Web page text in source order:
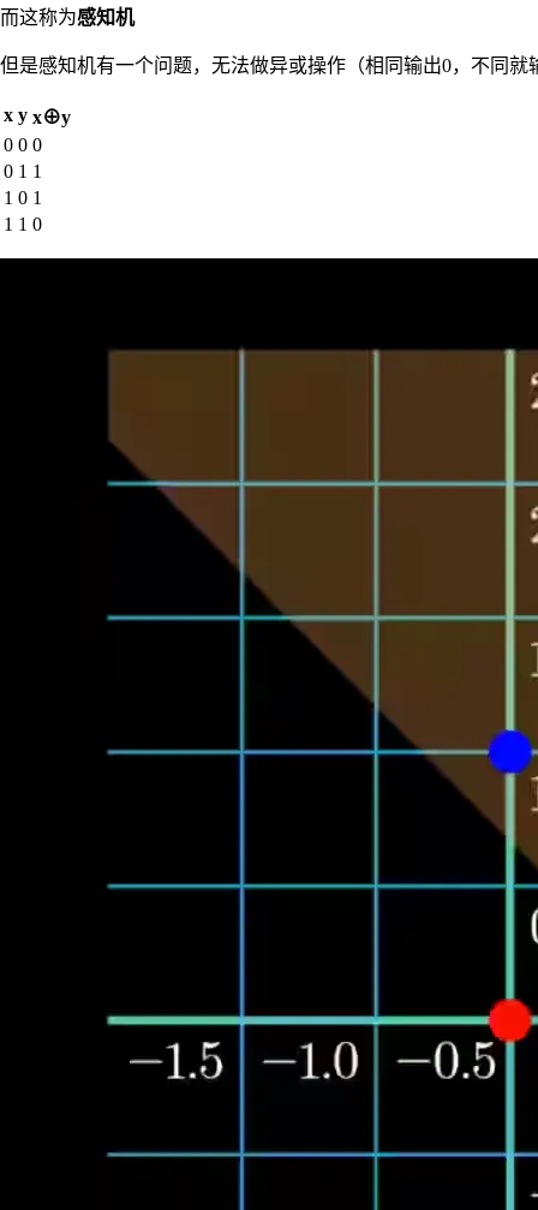
而这称为感知机
但是感知机有一个问题，无法做异或操作（相同输出0，不同就
x y x⊕y
0 0 0
0 1 1
1 0 1
1 1 0